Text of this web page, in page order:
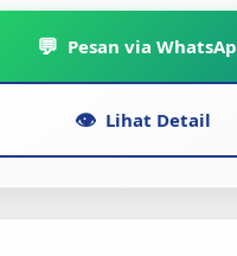
💬 Pesan via
👁️ Lihat Detail